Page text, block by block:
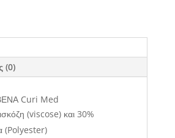
(0)
Curi Med
(viscose) και 30%
(Polyester)